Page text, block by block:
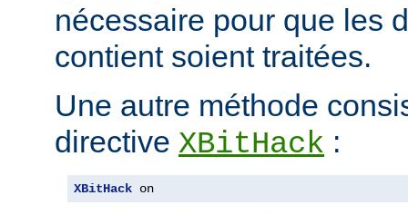
nécessaire pour que les
contient soient traitées.
Une autre méthode
directive XBitHack :
XBitHack on